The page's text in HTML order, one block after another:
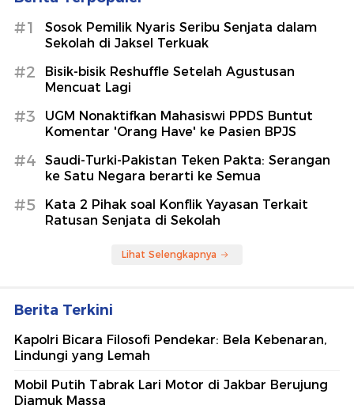
#1
Sosok Pemilik Nyaris Seribu Senjata dalam
Sekolah di Jaksel Terkuak
#2
Bisik-bisik Reshuffle Setelah Agustusan
Mencuat Lagi
#3
UGM Nonaktifkan Mahasiswi PPDS Buntut
Komentar 'Orang Have' ke Pasien BPJS
#4
Saudi-Turki-Pakistan Teken Pakta: Serangan
ke Satu Negara berarti ke Semua
#5
Kata 2 Pihak soal Konflik Yayasan Terkait
Ratusan Senjata di Sekolah
Lihat Selengkapnya
Berita Terkini
Kapolri Bicara Filosofi Pendekar: Bela Kebenaran,
Lindungi yang Lemah
Mobil Putih Tabrak Lari Motor di Jakbar Berujung
Diamuk Massa